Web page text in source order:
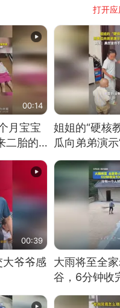
打开
00:14
月宝宝
二胎的
姐姐的“硬核
瓜向弟弟演示
网友：果然
教！
00:39
大爷爷感
大雨将至全
谷，6分钟收
没有一个人